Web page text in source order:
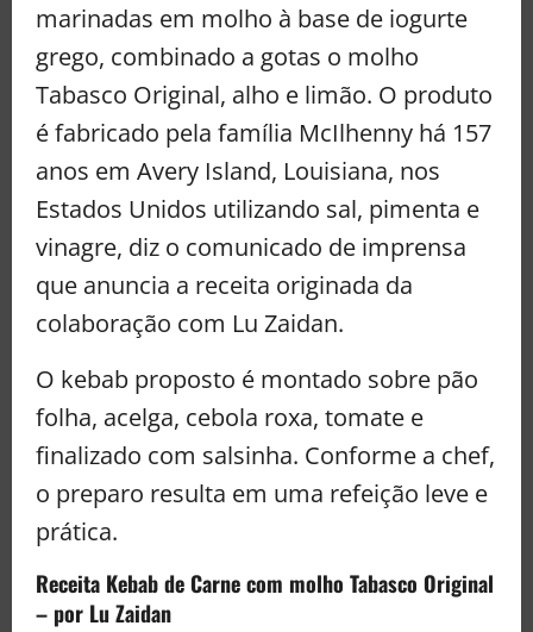
marinadas em molho à base de iogurte
grego, combinado a gotas o molho
Tabasco Original, alho e limão. O produto
é fabricado pela família McIlhenny há 157
anos em Avery Island, Louisiana, nos
Estados Unidos utilizando sal, pimenta e
vinagre, diz o comunicado de imprensa
que anuncia a receita originada da
colaboração com Lu Zaidan.
O kebab proposto é montado sobre pão
folha, acelga, cebola roxa, tomate e
finalizado com salsinha. Conforme a chef,
o preparo resulta em uma refeição leve e
prática.
Receita Kebab de Carne com molho Tabasco Original
– por Lu Zaidan